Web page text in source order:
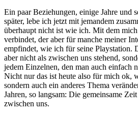
Ein paar Beziehungen, einige Jahre und
später, lebe ich jetzt mit jemandem
überhaupt nicht ist wie ich. Mit dem
verbindet, der aber für manche meiner
empfindet, wie ich für seine Playstation.
aber nicht als zwischen uns stehend,
jedem Einzelnen, den man auch einfach
Nicht nur das ist heute also für mich ok,
sondern auch ein anderes Thema
Jahren, so langsam: Die gemeinsame
zwischen uns.